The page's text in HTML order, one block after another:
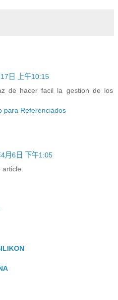
日 上午10:15
de hacer facil la gestion de los
para Referenciados
月6日 下午1:05